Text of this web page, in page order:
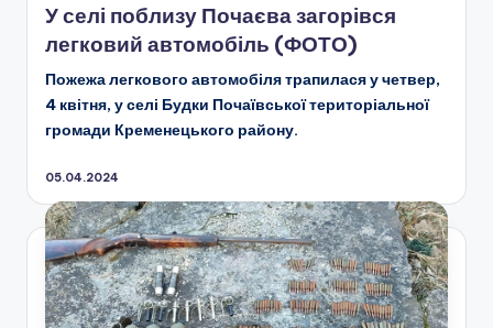
У селі поблизу Почаєва загорівся
легковий автомобіль (ФОТО)
Пожежа легкового автомобіля трапилася у четвер,
4 квітня, у селі Будки Почаївської територіальної
громади Кременецького району.
05.04.2024